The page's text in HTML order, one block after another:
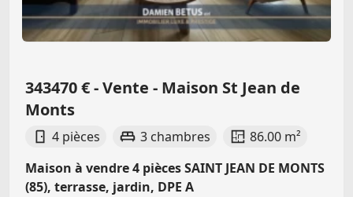
343470 € - Vente - Maison St Jean de
Monts
4 pièces 3 chambres
86.00 m²
Maison à vendre 4 pièces SAINT JEAN DE MONTS
(85), terrasse, jardin, DPE A